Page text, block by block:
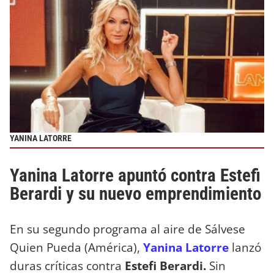
YANINA LATORRE
Yanina Latorre apuntó contra Estefi
Berardi y su nuevo emprendimiento
En su segundo programa al aire de Sálvese
Quien Pueda (América), Yanina Latorre lanzó
duras críticas contra Estefi Berardi. Sin